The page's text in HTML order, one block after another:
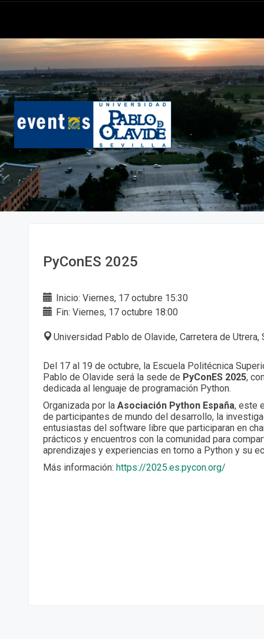
PyConES 2025
Inicio: Viernes, 17 octubre 15:30
Fin: Viernes, 17 octubre 18:00
Universidad Pablo de Olavide, Carretera de Utrera,
Del 17 al 19 de octubre, la Escuela Politécnica
Pablo de Olavide será la sede de PyConES 2025,
dedicada al lenguaje de programación Python.
Organizada por la Asociación Python España, este
de participantes de mundo del desarrollo, la
entusiastas del software libre que participaran en
prácticos y encuentros con la comunidad para
aprendizajes y experiencias en torno a Python y su
Más información: https://2025.es.pycon.org/